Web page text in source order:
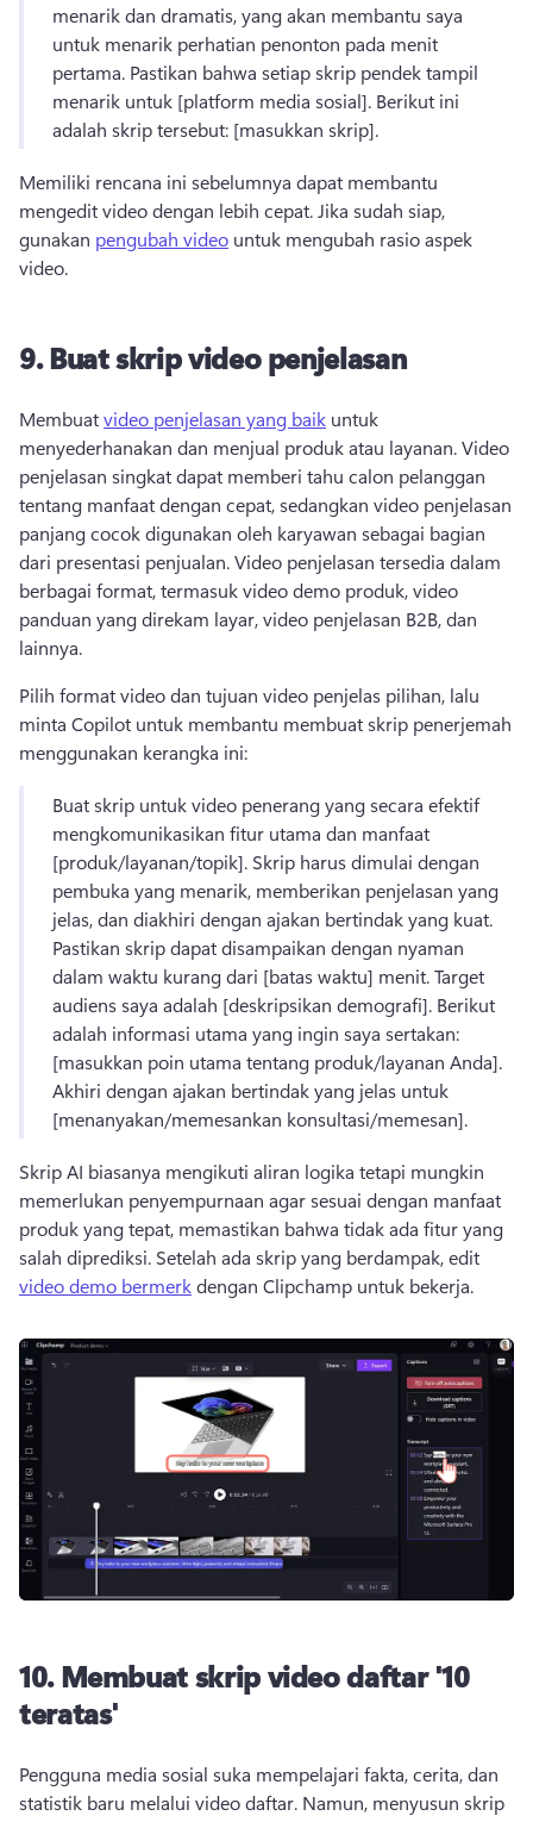
menarik dan dramatis, yang akan membantu saya
untuk menarik perhatian penonton pada menit
pertama. Pastikan bahwa setiap skrip pendek tampil
menarik untuk [platform media sosial]. Berikut ini
adalah skrip tersebut: [masukkan skrip].
Memiliki rencana ini sebelumnya dapat membantu
mengedit video dengan lebih cepat. Jika sudah siap,
gunakan pengubah video untuk mengubah rasio aspek
video.
9.Buat skrip video penjelasan
Membuat video penjelasan yang baik untuk
menyederhanakan dan menjual produk atau layanan. Video
penjelasan singkat dapat memberi tahu calon pelanggan
tentang manfaat dengan cepat, sedangkan video penjelasan
panjang cocok digunakan oleh karyawan sebagai bagian
dari presentasi penjualan. Video penjelasan tersedia dalam
berbagai format, termasuk video demo produk, video
panduan yang direkam layar, video penjelasan B2B, dan
lainnya.
Pilih format video dan tujuan video penjelas pilihan, lalu
minta Copilot untuk membantu membuat skrip penerjemah
menggunakan kerangka ini:
Buat skrip untuk video penerang yang secara efektif
mengkomunikasikan fitur utama dan manfaat
[produk/layanan/topik]. Skrip harus dimulai dengan
pembuka yang menarik, memberikan penjelasan yang
Pastikan skrip dapat disampaikan dengan nyaman
dalam waktu kurang dari [batas waktu] menit. Target
audiens saya adalah [deskripsikan demografi]. Berikut
adalah informasi utama yang ingin saya sertakan:
Akhiri dengan ajakan bertindak yang jelas untuk
[menanyakan/memesankan konsultasi/memesan].
Skrip AI biasanya mengikuti aliran logika tetapi mungkin
memerlukan penyempurnaan agar sesuai dengan manfaat
produk yang tepat, memastikan bahwa tidak ada fitur yang
salah diprediksi. Setelah ada skrip yang berdampak, edit
video demo bermerk dengan Clipchamp untuk bekerja.
10.Membuat skrip video daftar '10
teratas'
Pengguna media sosial suka mempelajari fakta, cerita, dan
statistik baru melalui video daftar. Namun, menyusun skrip